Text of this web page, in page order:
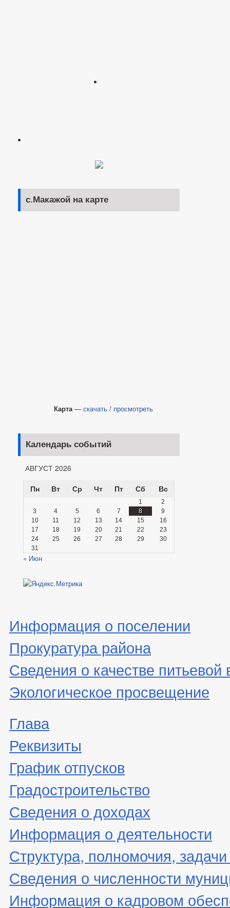
с.Макажой на карте
Карта — скачать / просмотреть
Календарь событий
АВГУСТ 2026
Пн
Вт Ср Чт Пт Сб Вс
1
2
3
4 5 6 7 8
9
10
11 12 13 14 15
16
17
18 19 20 21 22
23
24
25 26 27 28 29
30
31
« Июн
Информация о поселении
Прокуратура района
Сведения о качестве питьевой
Экологическое просвещение
Глава
Реквизиты
График отпусков
Градостроительство
Сведения о доходах
Информация о деятельности
Структура, полномочия,
Сведения о численности
Информация о кадровом